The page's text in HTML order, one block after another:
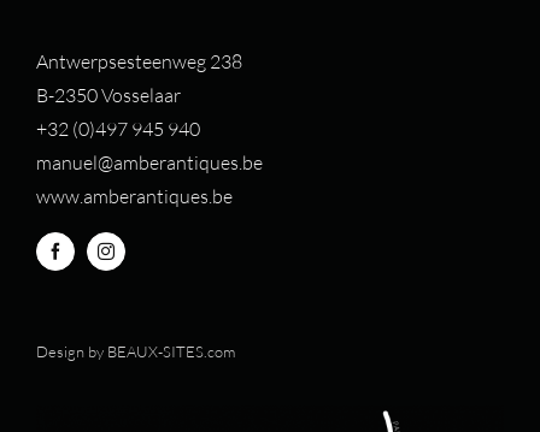
Antwerpsesteenweg 238
B-2350 Vosselaar
+32 (0)497 945 940
manuel@amberantiques.be
www.amberantiques.be
Design by BEAUX-SITES.com